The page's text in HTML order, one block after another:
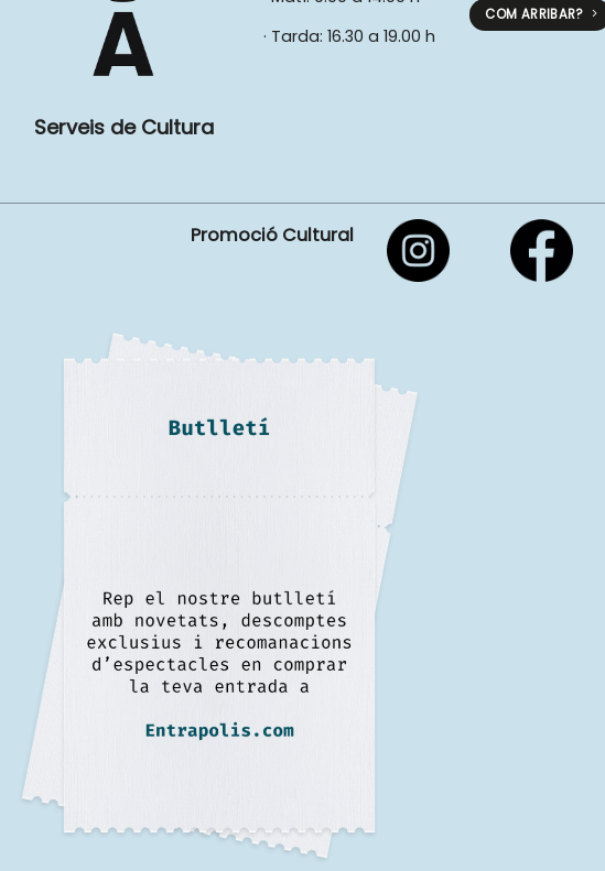
Serveis de Cultura
· Tarda: 16.30 a 19.00 h
COM ARRIBAR?
Promoció Cultural